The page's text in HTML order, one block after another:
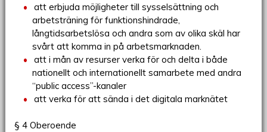
att erbjuda möjligheter till sysselsättning och
arbetsträning för funktionshindrade,
långtidsarbetslösa och andra som av olika skäl har
svårt att komma in på arbetsmarknaden.
att i mån av resurser verka för och delta i både
nationellt och internationellt samarbete med andra
“public access”-kanaler
att verka för att sända i det digitala marknätet
§ 4 Oberoende